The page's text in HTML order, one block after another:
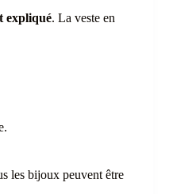
expliqué. La veste en
les bijoux peuvent être